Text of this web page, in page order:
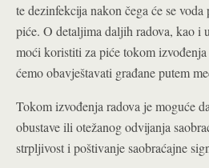
te dezinfekcija nakon čega će se
piće. O detaljima daljih radova, kao i
moći koristiti za piće tokom
ćemo obavještavati građane putem
Tokom izvođenja radova je moguće
obustave ili otežanog odvijanja
strpljivost i poštivanje saobraćajne